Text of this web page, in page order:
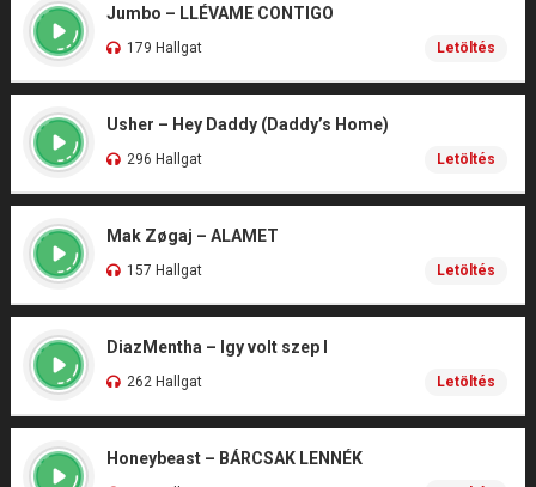
Jumbo – LLÉVAME CONTIGO
179 Hallgat Letöltés
Usher – Hey Daddy (Daddy’s Home)
296 Hallgat Letöltés
Mak Zøgaj – ALAMET
157 Hallgat Letöltés
DiazMentha – Igy volt szep I
262 Hallgat Letöltés
Honeybeast – BÁRCSAK LENNÉK